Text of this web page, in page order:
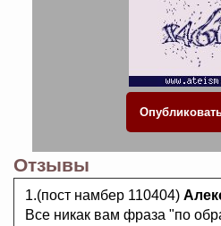
Отзывы
1.(пост намбер 110404)
Все никак вам фраза "по